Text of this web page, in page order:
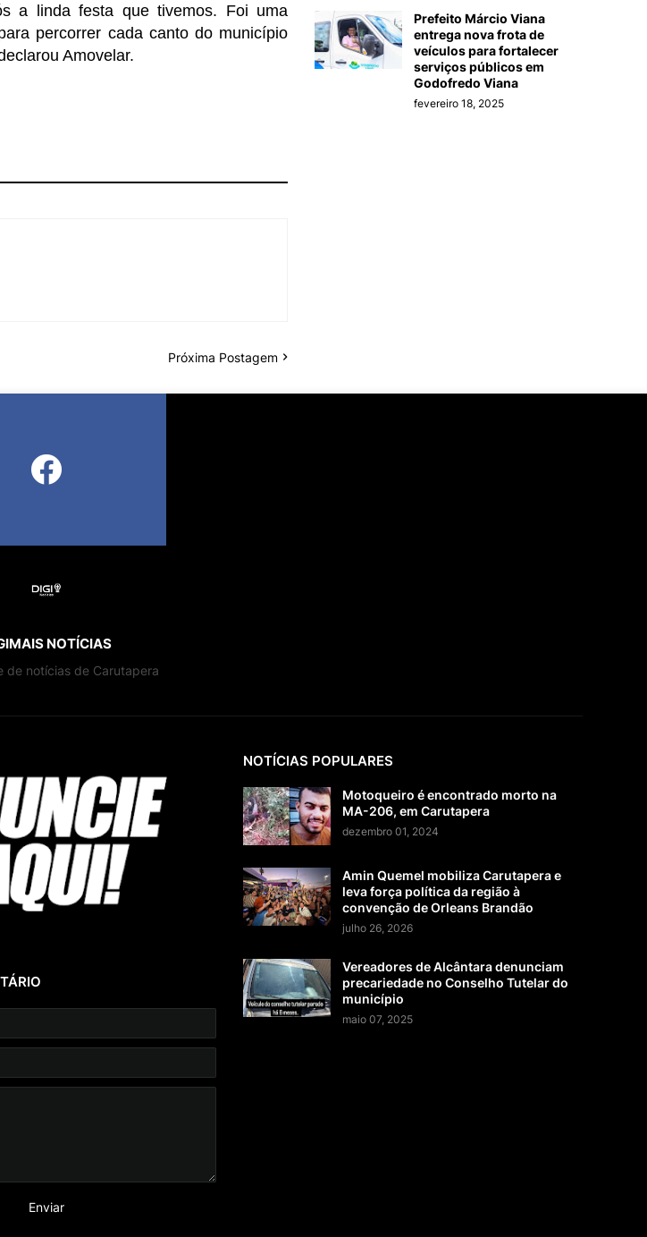
a linda festa que tivemos. Foi uma
percorrer cada canto do município
Amovelar.
Próxima Postagem
Prefeito Márcio Viana
entrega nova frota de
veículos para fortalecer
serviços públicos em
Godofredo Viana
fevereiro 18, 2025
NOTÍCIAS
de notícias de Carutapera
NOTÍCIAS POPULARES
Motoqueiro é encontrado morto na
MA-206, em Carutapera
dezembro 01, 2024
Amin Quemel mobiliza Carutapera e
leva força política da região à
convenção de Orleans Brandão
julho 26, 2026
Vereadores de Alcântara denunciam
precariedade no Conselho Tutelar do
município
maio 07, 2025